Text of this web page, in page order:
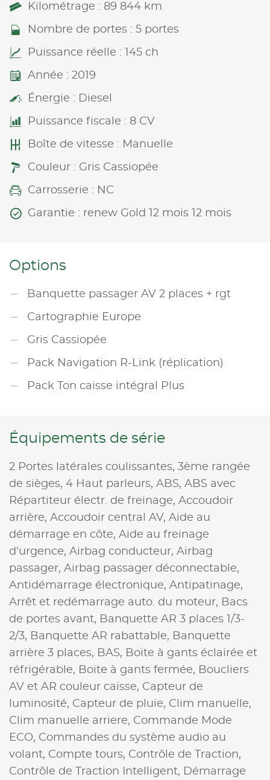
Kilométrage : 89 844 km
Nombre de portes : 5 portes
Puissance réelle : 145 ch
Année : 2019
Énergie : Diesel
Puissance fiscale : 8 CV
Boîte de vitesse : Manuelle
Couleur : Gris Cassiopée
Carrosserie : NC
Garantie : renew Gold 12 mois 12 mois
Options
Banquette passager AV 2 places + rgt
Cartographie Europe
Gris Cassiopée
Pack Navigation R-Link (réplication)
Pack Ton caisse intégral Plus
Équipements de série
2 Portes latérales coulissantes, 3ème rangée
de sièges, 4 Haut parleurs, ABS, ABS avec
Répartiteur électr. de freinage, Accoudoir
arrière, Accoudoir central AV, Aide au
démarrage en côte, Aide au freinage
d'urgence, Airbag conducteur, Airbag
passager, Airbag passager déconnectable,
Antidémarrage électronique, Antipatinage,
Arrêt et redémarrage auto. du moteur, Bacs
de portes avant, Banquette AR 3 places 1/3-
2/3, Banquette AR rabattable, Banquette
arrière 3 places, BAS, Boite à gants éclairée et
réfrigérable, Boite à gants fermée, Boucliers
AV et AR couleur caisse, Capteur de
luminosité, Capteur de pluie, Clim manuelle,
Clim manuelle arriere, Commande Mode
ECO, Commandes du système audio au
volant, Compte tours, Contrôle de Traction,
Contrôle de Traction Intelligent,
Démarrage